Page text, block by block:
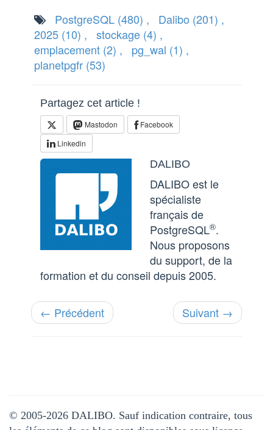
PostgreSQL (480) , Dalibo (201) ,
2025 (10) , stockage (4) ,
emplacement (2) , pg_wal (1) ,
planetpgfr (53)
Partagez cet article !
Mastodon
Facebook
Linkedin
DALIBO
DALIBO est le
spécialiste
français de
PostgreSQL®.
Nous proposons
du support, de la
formation et du conseil depuis 2005.
← Précédent Suivant →
© 2005-2026 DALIBO. Sauf indication contraire, tous